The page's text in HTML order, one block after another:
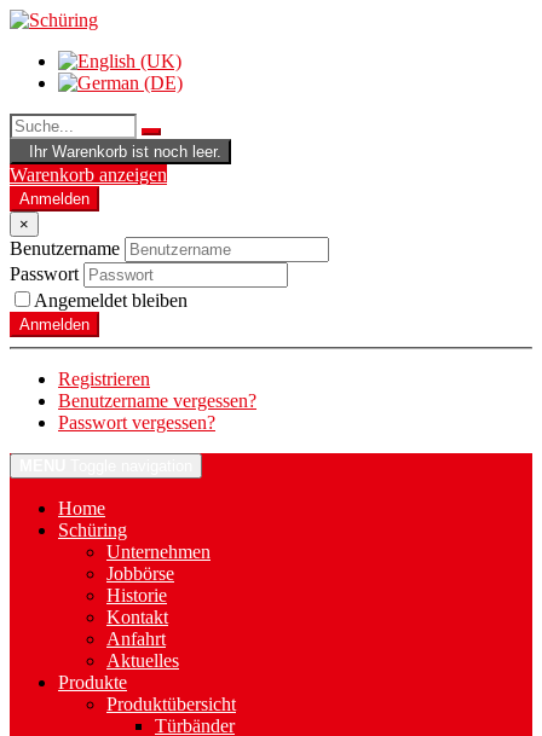
Ihr Warenkorb ist noch leer.
Warenkorb anzeigen
Anmelden
×
Benutzername
Passwort
Angemeldet bleiben
Anmelden
Registrieren
Benutzername vergessen?
Passwort vergessen?
Home
Schüring
Unternehmen
Jobbörse
Historie
Kontakt
Anfahrt
Aktuelles
Produkte
Produktübersicht
Türbänder